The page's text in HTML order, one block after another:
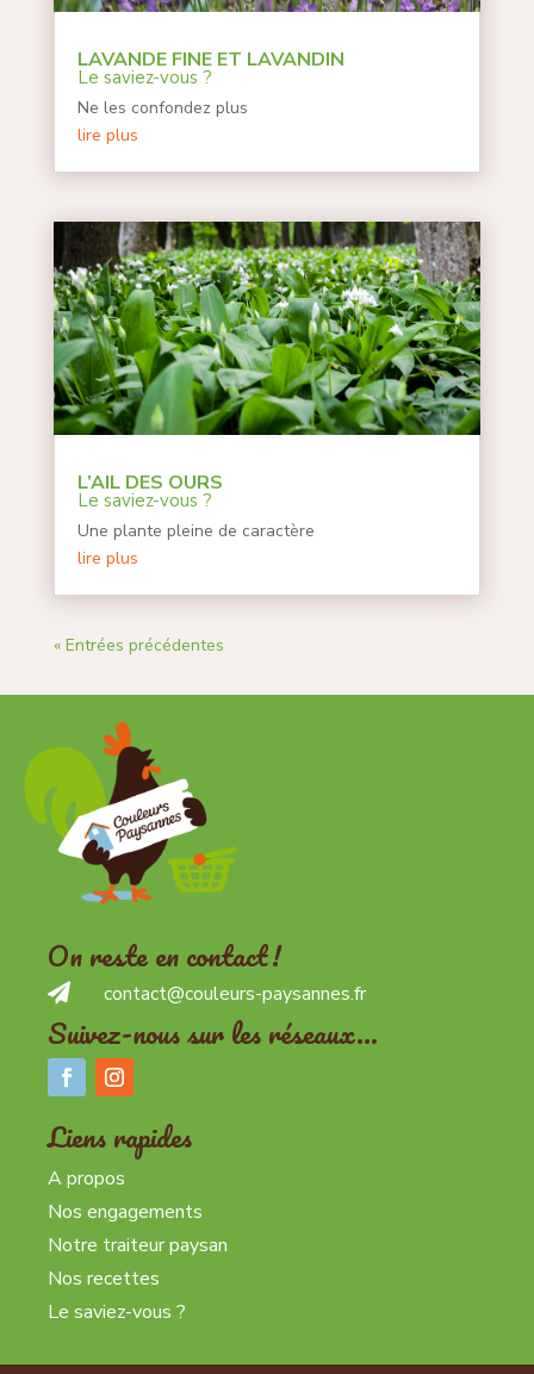
LAVANDE FINE ET LAVANDIN
Le saviez-vous ?
Ne les confondez plus
lire plus
L’AIL DES OURS
Le saviez-vous ?
Une plante pleine de caractère
lire plus
« Entrées précédentes
On reste en contact !
 contact@couleurs-paysannes.fr
Suivez-nous sur les réseaux…
Liens rapides
A propos
Nos engagements
Notre traiteur paysan
Nos recettes
Le saviez-vous ?